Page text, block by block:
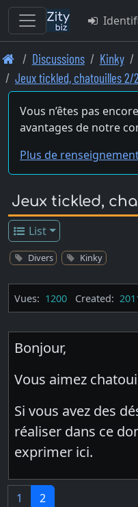
Skip
to
main
content
Discussions Kinky
Jeux tickled, chatouilles 2/2
Vous n’êtes pas
avantages de notre
Plus de
Jeux tickled,
List
Divers Kinky
Vues: 1200 Created:
Bonjour,
Vous aimez
Si vous avez des
réaliser dans ce
exprimer ici.
1 2